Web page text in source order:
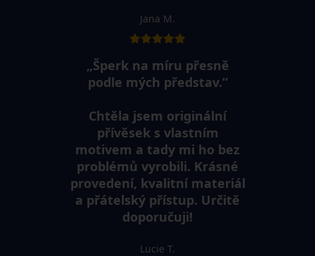
Jana M.
„Šperk na míru přesně
podle mých představ.“
Chtěla jsem originální
přívěsek s vlastním
motivem a tady mi ho bez
problémů vyrobili. Krásné
provedení, kvalitní materiál
a přátelský přístup. Určitě
doporučuji!
Lucie T.